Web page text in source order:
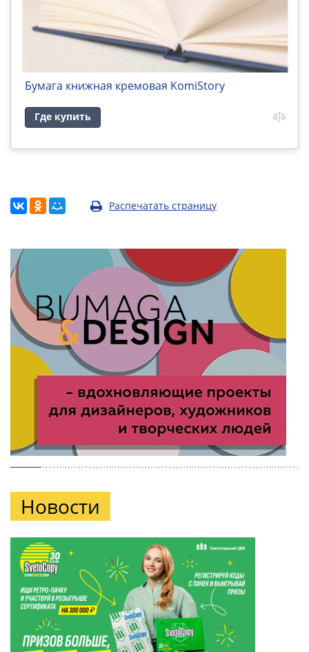
Бумага книжная кремовая KomiStory
Где купить
Распечатать страницу
Новости